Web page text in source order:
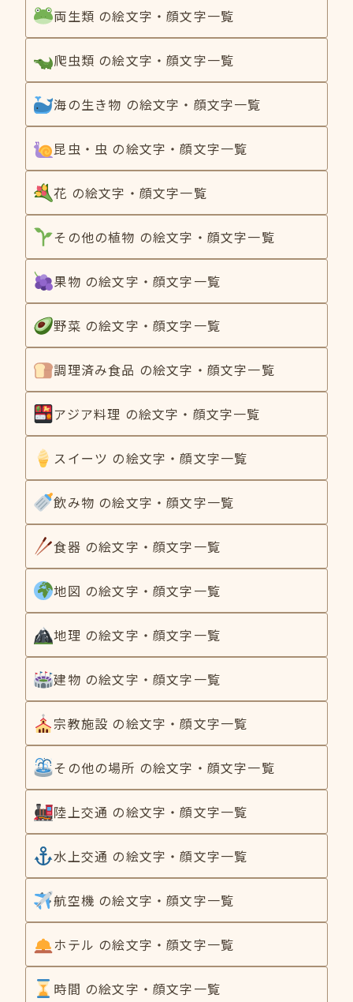
両生類 の絵文字・顔文字一覧
爬虫類 の絵文字・顔文字一覧
海の生き物 の絵文字・顔文字一覧
昆虫・虫 の絵文字・顔文字一覧
花 の絵文字・顔文字一覧
その他の植物 の絵文字・顔文字一覧
果物 の絵文字・顔文字一覧
野菜 の絵文字・顔文字一覧
調理済み食品 の絵文字・顔文字一覧
アジア料理 の絵文字・顔文字一覧
スイーツ の絵文字・顔文字一覧
飲み物 の絵文字・顔文字一覧
食器 の絵文字・顔文字一覧
地図 の絵文字・顔文字一覧
地理 の絵文字・顔文字一覧
建物 の絵文字・顔文字一覧
宗教施設 の絵文字・顔文字一覧
その他の場所 の絵文字・顔文字一覧
陸上交通 の絵文字・顔文字一覧
水上交通 の絵文字・顔文字一覧
航空機 の絵文字・顔文字一覧
ホテル の絵文字・顔文字一覧
時間 の絵文字・顔文字一覧